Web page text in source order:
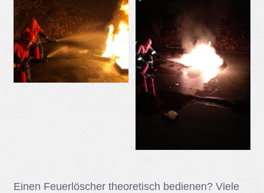
Ei­nen Feu­er­lö­scher theo­re­tisch be­die­nen? Vie­le